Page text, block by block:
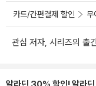
카드/간편결제 할인 무
관심 저자, 시리즈의 출